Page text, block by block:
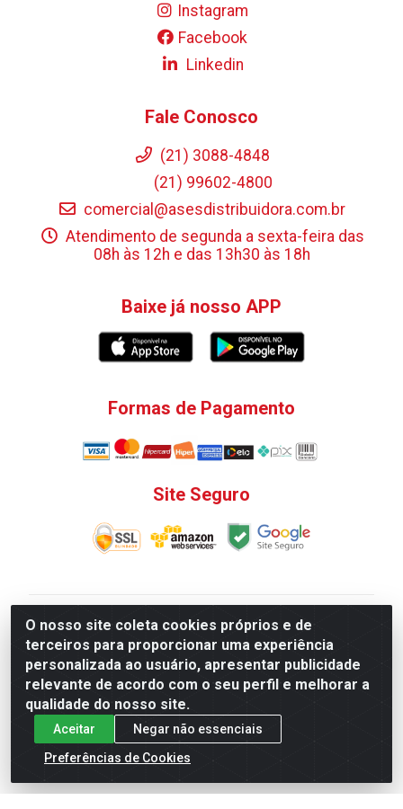
O nosso site coleta cookies próprios e de
terceiros para proporcionar uma experiência
personalizada ao usuário, apresentar publicidade
relevante de acordo com o seu perfil e melhorar a
qualidade do nosso site.
Aceitar
Negar não essenciais
Preferências de Cookies
Instagram
Facebook
Linkedin
Fale Conosco
(21) 3088-4848
(21) 99602-4800
comercial@asesdistribuidora.com.br
Atendimento de segunda a sexta-feira das
08h às 12h e das 13h30 às 18h
Baixe já nosso APP
Formas de Pagamento
Site Seguro
V. C. Ferragens LTDA - Rua do Matoso, 132 - Praça da
Bandeira, Rio de Janeiro/ RJ - CEP 20.270-135 - CNPJ
12.324.723/0001-25
Todas as regras de promoções, descontos, preços e
prazos de pagamento e entrega expostos aqui são
válidos apenas para compras via internet. Preços e
estoque sujeito a alterações sem aviso prévio.